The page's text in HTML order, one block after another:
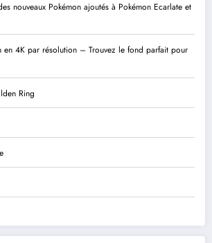
nouveaux Pokémon ajoutés à Pokémon Ecarlate et
en 4K par résolution – Trouvez le fond parfait pour
Ring